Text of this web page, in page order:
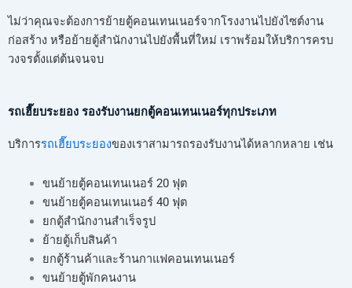
ไม่ว่าคุณจะต้องการย้ายตู้คอนเทนเนอร์จากโรงงานไปยังไซต์งาน
ก่อสร้าง หรือย้ายตู้สำนักงานไปยังพื้นที่ใหม่ เราพร้อมให้บริการครบ
วงจรตั้งแต่ต้นจนจบ
รถเฮี๊ยบระยอง รองรับงานยกตู้คอนเทนเนอร์ทุกประเภท
บริการรถเฮี๊ยบระยองของเราสามารถรองรับงานได้หลากหลาย เช่น
ขนย้ายตู้คอนเทนเนอร์ 20 ฟุต
ขนย้ายตู้คอนเทนเนอร์ 40 ฟุต
ยกตู้สำนักงานสำเร็จรูป
ย้ายตู้เก็บสินค้า
ยกตู้ร้านค้าและร้านกาแฟคอนเทนเนอร์
ขนย้ายตู้พักคนงาน